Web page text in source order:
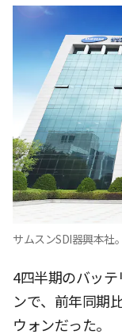
サムスンSDI器興本社
4四半期のバッ
ンで、前年同期
ウォンだった。